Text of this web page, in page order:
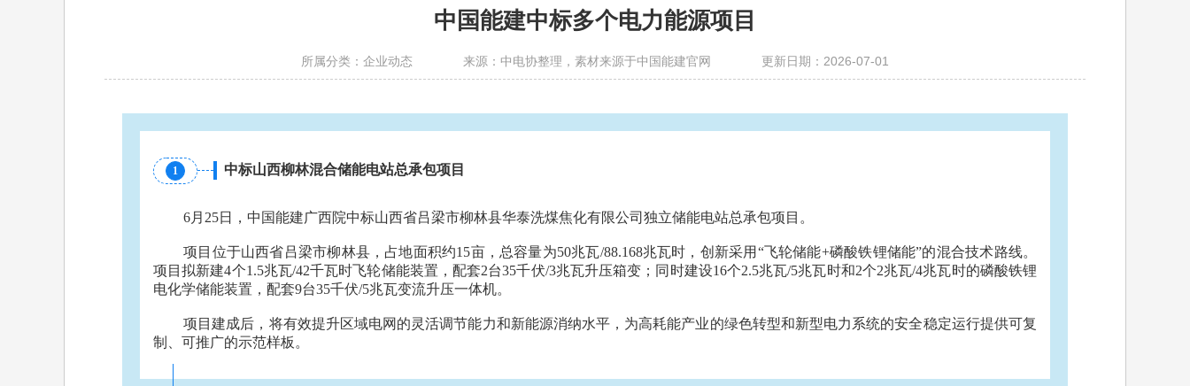
中国能建中标多个电力能源项目
所属分类：企业动态 来源：中电协整理，素材来源于中国能建官网 更新日期：2026-07-01
1 中标山西柳林混合储能电站总承包项目
6月25日，中国能建广西院中标山西省吕梁市柳林县华泰洗煤焦化有限公司独立储能电站总承包项目。
项目位于山西省吕梁市柳林县，占地面积约15亩，总容量为50兆瓦/88.168兆瓦时，创新采用“飞轮储能+磷酸铁锂储能”的混合技术路线。
项目拟新建4个1.5兆瓦/42千瓦时飞轮储能装置，配套2台35千伏/3兆瓦升压箱变；同时建设16个2.5兆瓦/5兆瓦时和2个2兆瓦/4兆瓦时的磷酸铁锂
电化学储能装置，配套9台35千伏/5兆瓦变流升压一体机。
项目建成后，将有效提升区域电网的灵活调节能力和新能源消纳水平，为高耗能产业的绿色转型和新型电力系统的安全稳定运行提供可复
制、可推广的示范样板。